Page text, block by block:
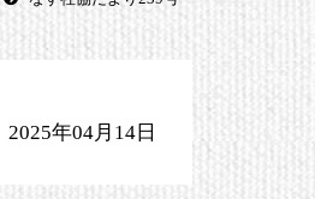
2025年04月14日